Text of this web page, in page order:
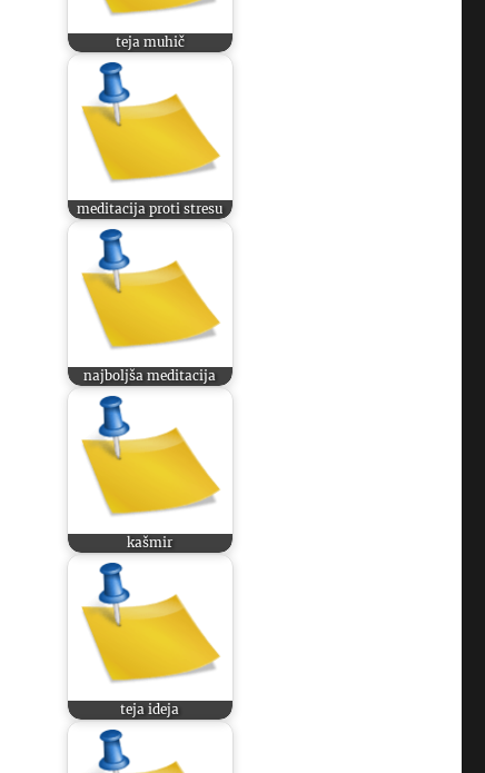
teja muhič
meditacija proti stresu
najboljša meditacija
kašmir
teja ideja